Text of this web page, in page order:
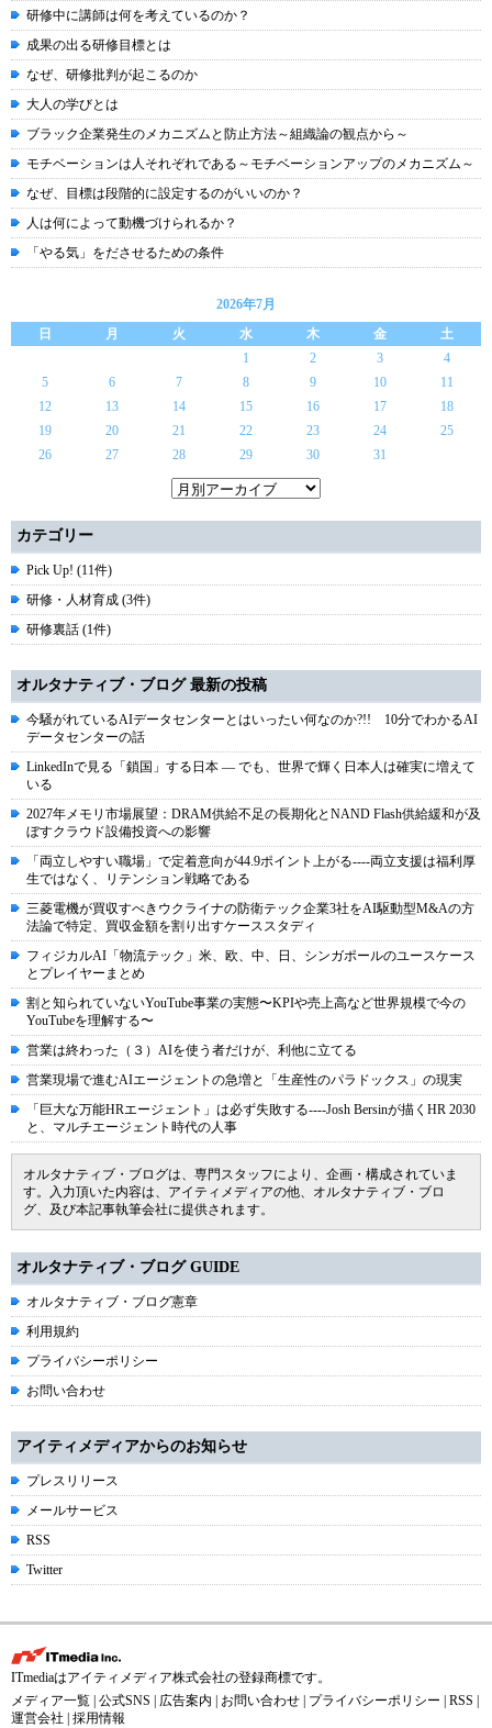
研修中に講師は何を考えているのか？
成果の出る研修目標とは
なぜ、研修批判が起こるのか
大人の学びとは
ブラック企業発生のメカニズムと防止方法～組織論の観点から～
モチベーションは人それぞれである～モチベーションアップのメカニズム～
なぜ、目標は段階的に設定するのがいいのか？
人は何によって動機づけられるか？
「やる気」をださせるための条件
2026年7月
日
月 火 水 木 金
土
1
2 3
4
5
6 7 8 9 10
11
12
13 14 15 16 17
18
19
20 21 22 23 24
25
26
27 28 29 30 31
カテゴリー
Pick Up! (11件)
研修・人材育成 (3件)
研修裏話 (1件)
オルタナティブ・ブログ 最新の投稿
今騒がれているAIデータセンターとはいったい何なのか?!! 10分でわかるAI
データセンターの話
LinkedInで見る「鎖国」する日本 ― でも、世界で輝く日本人は確実に増えて
いる
2027年メモリ市場展望：DRAM供給不足の長期化とNAND Flash供給緩和が及
ぼすクラウド設備投資への影響
「両立しやすい職場」で定着意向が44.9ポイント上がる----両立支援は福利厚
生ではなく、リテンション戦略である
三菱電機が買収すべきウクライナの防衛テック企業3社をAI駆動型M&Aの方
法論で特定、買収金額を割り出すケーススタディ
フィジカルAI「物流テック」米、欧、中、日、シンガポールのユースケース
とプレイヤーまとめ
割と知られていないYouTube事業の実態〜KPIや売上高など世界規模で今の
YouTubeを理解する〜
営業は終わった（３）AIを使う者だけが、利他に立てる
営業現場で進むAIエージェントの急増と「生産性のパラドックス」の現実
「巨大な万能HRエージェント」は必ず失敗する----Josh Bersinが描くHR 2030
と、マルチエージェント時代の人事
オルタナティブ・ブログは、専門スタッフにより、企画・構成されていま
す。入力頂いた内容は、アイティメディアの他、オルタナティブ・ブロ
グ、及び本記事執筆会社に提供されます。
オルタナティブ・ブログ GUIDE
オルタナティブ・ブログ憲章
利用規約
プライバシーポリシー
お問い合わせ
アイティメディアからのお知らせ
プレスリリース
メールサービス
RSS
Twitter
ITmediaはアイティメディア株式会社の登録商標です。
メディア一覧 公式SNS 広告案内 お問い合わせ プライバシーポリシー RSS
運営会社
採用情報